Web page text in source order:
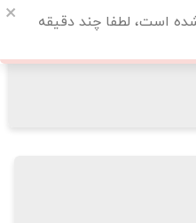
است، لطفا چند دقیقه